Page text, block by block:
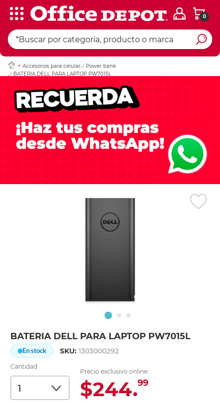
0
Accesorios para celular
Power bank
BATERIA DELL PARA LAPTOP PW7015L
BATERIA DELL PARA LAPTOP PW7015L
En stock SKU:1303000292
Cantidad
Precio exclusivo online:
$244.99
Ingresar Codigo